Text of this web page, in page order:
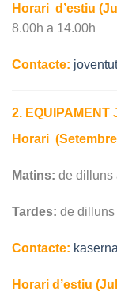
Horari d’estiu
8.00h a 14.00h
Contacte:
2. EQUIPAMENT
Horari
Matins: de dilluns
Tardes: de dilluns
Contacte:
Horari d’estiu